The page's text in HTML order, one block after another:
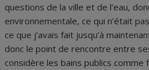
questions de la ville et de l’eau,
environnementale, ce qui n’était
ce que j’avais fait jusqu’à
donc le point de rencontre entre
considère les bains publics